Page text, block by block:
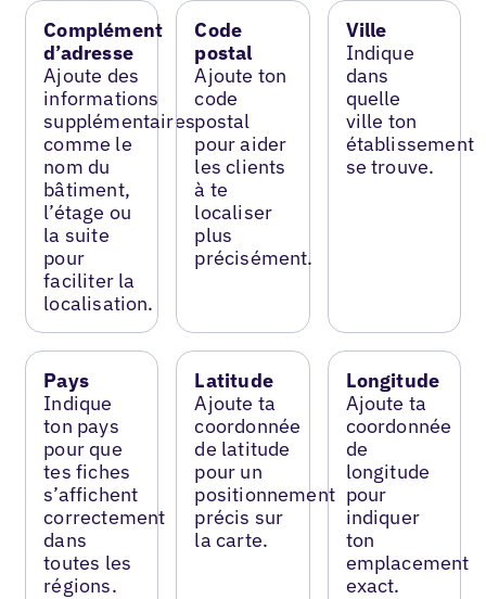
Complément
d’adresse
Ajoute des
informations
supplémentaires
comme le
nom du
bâtiment,
l’étage ou
la suite
pour
faciliter la
localisation.
Code
postal
Ajoute ton
code
postal
pour aider
les clients
à te
localiser
plus
précisément.
Ville
Indique
dans
quelle
ville ton
établissement
se trouve.
Pays
Indique
ton pays
pour que
tes fiches
s’affichent
correctement
dans
toutes les
régions.
Latitude
Ajoute ta
coordonnée
de latitude
pour un
positionnement
précis sur
la carte.
Longitude
Ajoute ta
coordonnée
de
longitude
pour
indiquer
ton
emplacement
exact.